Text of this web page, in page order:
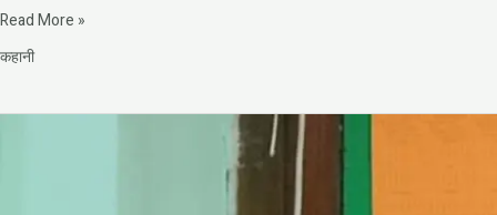
Read More »
कहानी